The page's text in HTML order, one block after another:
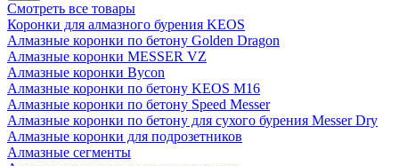
Смотреть все товары
Коронки для алмазного бурения KEOS
Алмазные коронки по бетону Golden Dragon
Алмазные коронки MESSER VZ
Алмазные коронки Bycon
Алмазные коронки по бетону KEOS M16
Алмазные коронки по бетону Speed Messer
Алмазные коронки по бетону для сухого бурения Messer Dry
Алмазные коронки для подрозетников
Алмазные сегменты